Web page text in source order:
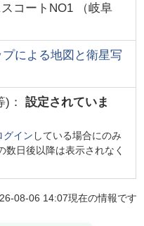
コートNO1（岐阜
による地図と衛星写
)： 設定されていま
グイン している場合にのみ
日後以降は表示されなく
08-06 14:07現在の情報です